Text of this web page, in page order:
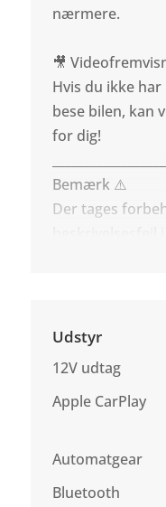
nærmere.
🎥
Hvis du ikke
bese bilen, kan
for dig!
Bemærk ⚠️
Der tages
Udstyr
12V udtag
Apple CarPlay
Automatgear
Bluetooth